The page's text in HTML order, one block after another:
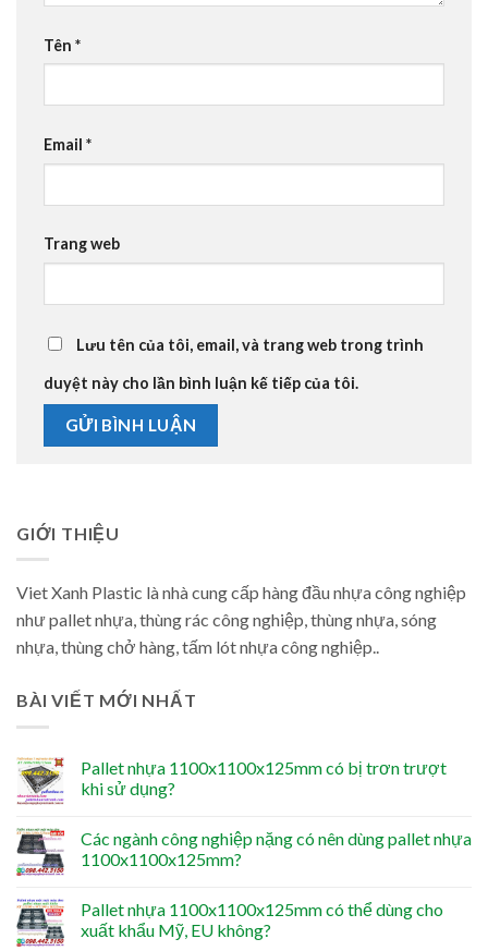
Tên *
Email *
Trang web
Lưu tên của tôi, email, và trang web trong trình
duyệt này cho lần bình luận kế tiếp của tôi.
GIỚI THIỆU
Viet Xanh Plastic là nhà cung cấp hàng đầu nhựa công nghiệp
như pallet nhựa, thùng rác công nghiệp, thùng nhựa, sóng
nhựa, thùng chở hàng, tấm lót nhựa công nghiệp..
BÀI VIẾT MỚI NHẤT
Pallet nhựa 1100x1100x125mm có bị trơn trượt
khi sử dụng?
Các ngành công nghiệp nặng có nên dùng pallet nhựa
1100x1100x125mm?
Pallet nhựa 1100x1100x125mm có thể dùng cho
xuất khẩu Mỹ, EU không?